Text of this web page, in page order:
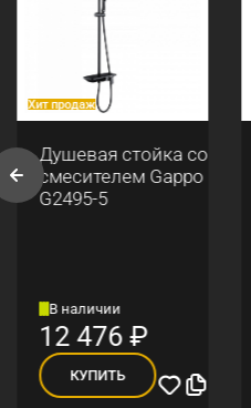
Хит продаж
Душевая стойка со
смесителем Gappo
G2495-5
В наличии
12 476₽
КУПИТЬ